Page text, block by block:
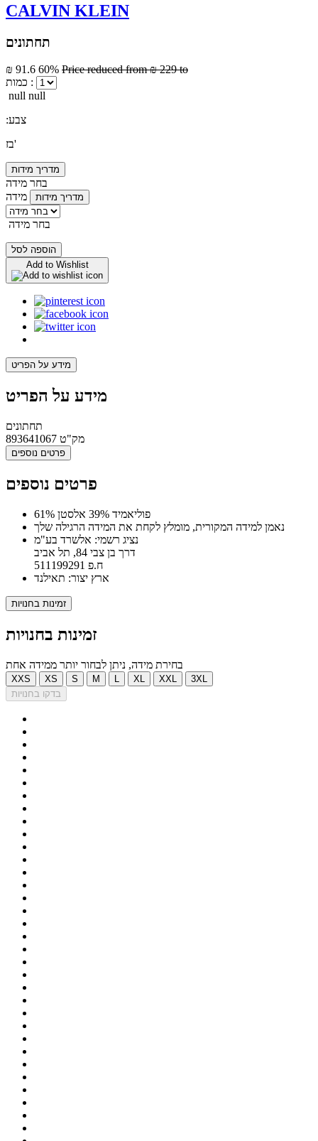
CALVIN KLEIN
תחתונים
₪ 91.6 60% Price reduced from₪ 229 to
כמות :
null null
:צבע
בז'
מדריך מידות
בחר מידה
מידה
מדריך מידות
בחר מידה
הוספה לסל
Add to Wishlist
מידע על הפריט
מידע על הפריט
תחתונים
מק"ט 893641067
פרטים נוספים
פרטים נוספים
61% פוליאמיד 39% אלסטן
נאמן למידה המקורית, מומלץ לקחת את המידה הרגילה שלך
נציג רשמי: אלשרד בע"מ
דרך בן צבי 84, תל אביב
ח.פ 511199291
ארץ יצור: תאילנד
זמינות בחנויות
זמינות בחנויות
בחירת מידה, ניתן לבחור יותר ממידה אחת
XXS XS S M XL XXL
3XL
בדקו בחנויות